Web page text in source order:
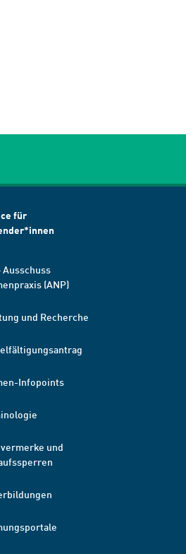
für
Ausschuss
(ANP)
und Recherche
Infopoints
und